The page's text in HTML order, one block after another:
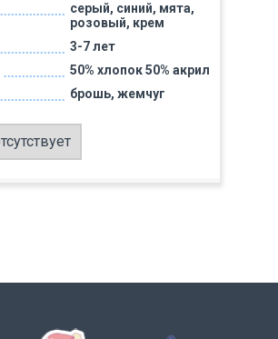
серый, синий, мята,
розовый, крем
3-7 лет
50% хлопок 50% акрил
брошь, жемчуг